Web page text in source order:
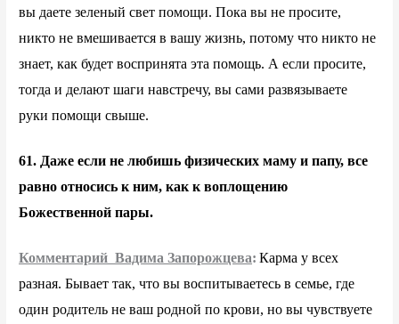
вы даете зеленый свет помощи. Пока вы не просите,
никто не вмешивается в вашу жизнь, потому что никто не
знает, как будет воспринята эта помощь. А если просите,
тогда и делают шаги навстречу, вы сами развязываете
руки помощи свыше.
61. Даже если не любишь физических маму и папу, все
равно относись к ним, как к воплощению
Божественной пары.
Комментарий Вадима Запорожцева: Карма у всех
разная. Бывает так, что вы воспитываетесь в семье, где
один родитель не ваш родной по крови, но вы чувствуете